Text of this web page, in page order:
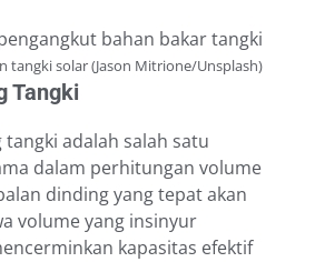
tangki solar (Jason Mitrione/Unsplash)
Tangki
adalah salah satu
dalam perhitungan volume
dinding yang tepat akan
volume yang insinyur
kapasitas efektif